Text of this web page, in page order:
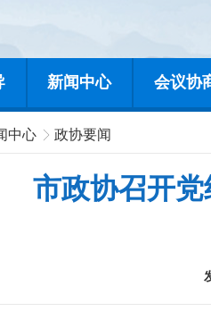
新闻中心 会议协
中心 政协要闻
市政协召开